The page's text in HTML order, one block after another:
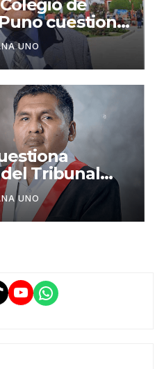
de
cuestiona
seguridad
UNO
Tribunal
tras liberación
UNO
YouTube
WhatsApp